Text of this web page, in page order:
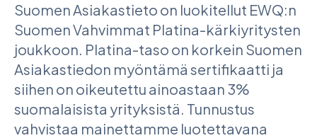
Suomen Asiakastieto on luokitellut EWQ:n
Suomen Vahvimmat Platina-kärkiyritysten
joukkoon. Platina-taso on korkein Suomen
Asiakastiedon myöntämä sertifikaatti ja
siihen on oikeutettu ainoastaan 3%
suomalaisista yrityksistä. Tunnustus
vahvistaa mainettamme luotettavana